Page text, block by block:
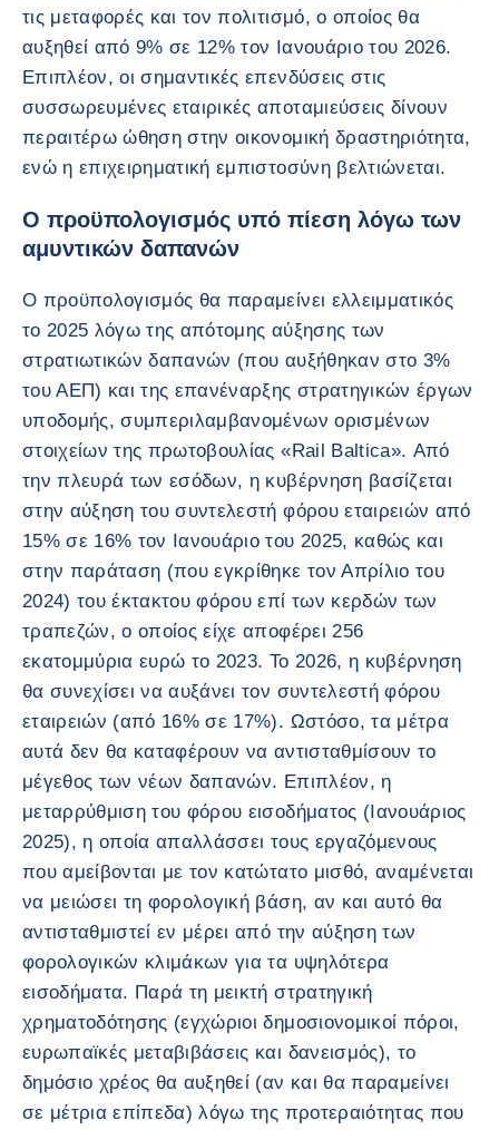
τις μεταφορές και τον πολιτισμό, ο οποίος θα
αυξηθεί από 9% σε 12% τον Ιανουάριο του 2026.
Επιπλέον, οι σημαντικές επενδύσεις στις
συσσωρευμένες εταιρικές αποταμιεύσεις δίνουν
περαιτέρω ώθηση στην οικονομική δραστηριότητα,
ενώ η επιχειρηματική εμπιστοσύνη βελτιώνεται.
Ο προϋπολογισμός υπό πίεση λόγω των
αμυντικών δαπανών
Ο προϋπολογισμός θα παραμείνει ελλειμματικός
το 2025 λόγω της απότομης αύξησης των
στρατιωτικών δαπανών (που αυξήθηκαν στο 3%
του ΑΕΠ) και της επανέναρξης στρατηγικών έργων
υποδομής, συμπεριλαμβανομένων ορισμένων
στοιχείων της πρωτοβουλίας «Rail Baltica». Από
την πλευρά των εσόδων, η κυβέρνηση βασίζεται
στην αύξηση του συντελεστή φόρου εταιρειών από
15% σε 16% τον Ιανουάριο του 2025, καθώς και
στην παράταση (που εγκρίθηκε τον Απρίλιο του
2024) του έκτακτου φόρου επί των κερδών των
τραπεζών, ο οποίος είχε αποφέρει 256
εκατομμύρια ευρώ το 2023. Το 2026, η κυβέρνηση
θα συνεχίσει να αυξάνει τον συντελεστή φόρου
εταιρειών (από 16% σε 17%). Ωστόσο, τα μέτρα
αυτά δεν θα καταφέρουν να αντισταθμίσουν το
μέγεθος των νέων δαπανών. Επιπλέον, η
μεταρρύθμιση του φόρου εισοδήματος (Ιανουάριος
2025), η οποία απαλλάσσει τους εργαζόμενους
που αμείβονται με τον κατώτατο μισθό, αναμένεται
να μειώσει τη φορολογική βάση, αν και αυτό θα
αντισταθμιστεί εν μέρει από την αύξηση των
φορολογικών κλιμάκων για τα υψηλότερα
εισοδήματα. Παρά τη μεικτή στρατηγική
χρηματοδότησης (εγχώριοι δημοσιονομικοί πόροι,
ευρωπαϊκές μεταβιβάσεις και δανεισμός), το
δημόσιο χρέος θα αυξηθεί (αν και θα παραμείνει
σε μέτρια επίπεδα) λόγω της προτεραιότητας που